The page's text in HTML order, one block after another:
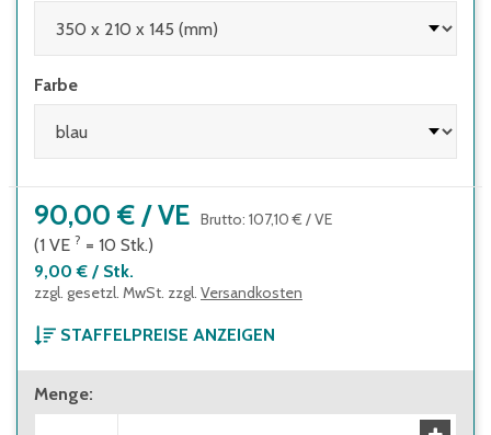
Farbe
90,00 € /VE Brutto: 107,10 € /VE
(1 VE ? = 10 Stk.)
9,00 € / Stk.
zzgl. gesetzl. MwSt. zzgl. Versandkosten
STAFFELPREISE ANZEIGEN
ab 1 Verpackungseinheit
90,00 €
Menge: